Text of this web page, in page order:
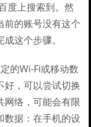
度上搜索到。然
前的账号没有这个
这个步骤。
的Wi-Fi或移动数
好，可以尝试切换
网络，可能会有限
数据：在手机的设